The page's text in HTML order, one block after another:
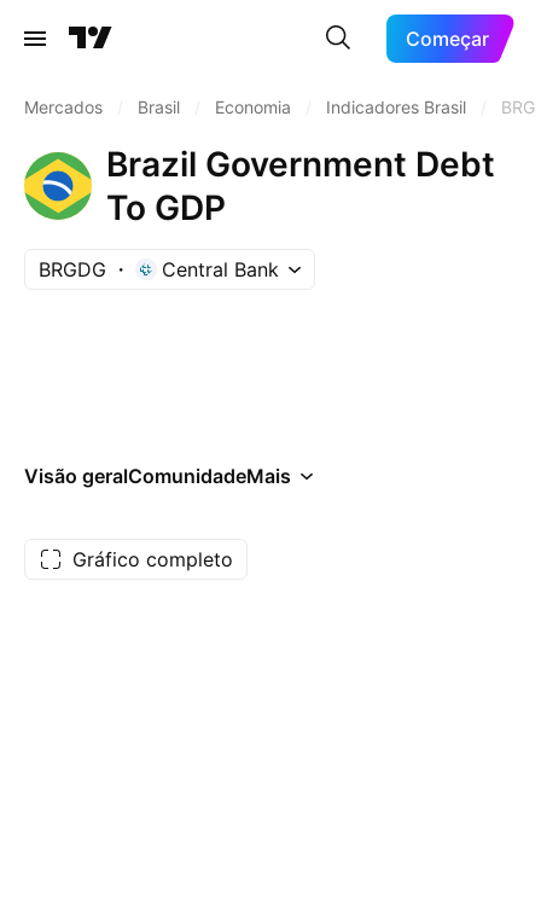
Começar
Mercados Brasil Economia Indicadores Brasil
Brazil Government Debt
To GDP
BRGDG Central Bank
Visão geralComunidadeMais
Gráfico completo